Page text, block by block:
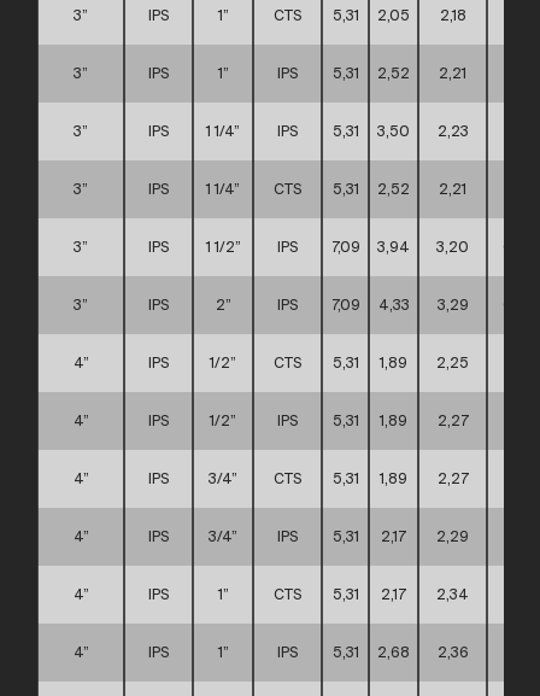
3” IPS 1” CTS 5,31 2,05 2,18
3” IPS 1” IPS 5,31 2,52 2,21
3” IPS 1 1/4” IPS 5,31 3,50 2,23
3” IPS 1 1/4” CTS 5,31 2,52 2,21
3” IPS 1 1/2” IPS 7,09 3,94 3,20 C
3” IPS 2” IPS 7,09 4,33 3,29
4” IPS 1/2” CTS 5,31 1,89 2,25
4” IPS 1/2” IPS 5,31 1,89 2,27
4” IPS 3/4” CTS 5,31 1,89 2,27
4” IPS 3/4” IPS 5,31 2,17 2,29
4” IPS 1” CTS 5,31 2,17 2,34
4” IPS 1” IPS 5,31 2,68 2,36